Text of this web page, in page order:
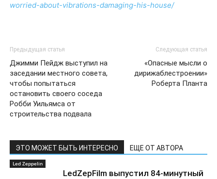
worried-about-vibrations-damaging-his-house/
Предыдущая статья
Джимми Пейдж выступил на
заседании местного совета,
чтобы попытаться
остановить своего соседа
Робби Уильямса от
строительства подвала
Следующая статья
«Опасные мысли о
дирижаблестроении»
Роберта Планта
ЭТО МОЖЕТ БЫТЬ ИНТЕРЕСНО ЕЩЕ ОТ АВТОРА
Led Zeppelin
LedZepFilm выпустил 84-минутный